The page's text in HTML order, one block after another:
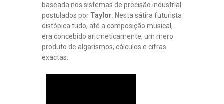
baseada nos sistemas de precisão industrial
postulados por Taylor . Nesta sátira futurista
distópica tudo, até a composição musical,
era concebido aritmeticamente, um mero
produto de algarismos, cálculos e cifras
exactas.
E
N
Í
C
I
O
A